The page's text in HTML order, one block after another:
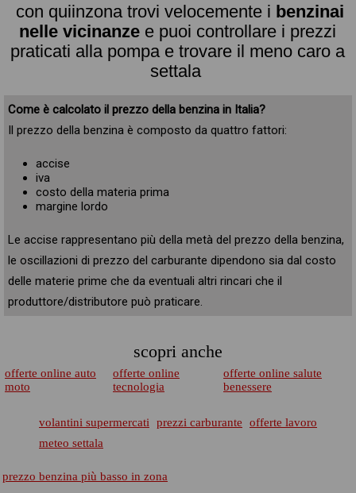
con quiinzona trovi velocemente i benzinai
nelle vicinanze e puoi controllare i prezzi
praticati alla pompa e trovare il meno caro a
settala
Come è calcolato il prezzo della benzina in Italia?
Il prezzo della benzina è composto da quattro fattori:
accise
iva
costo della materia prima
margine lordo
Le accise rappresentano più della metà del prezzo della benzina,
le oscillazioni di prezzo del carburante dipendono sia dal costo
delle materie prime che da eventuali altri rincari che il
produttore/distributore può praticare.
scopri anche
offerte online auto
moto
offerte online
tecnologia
offerte online salute
benessere
volantini supermercati prezzi carburante
offerte lavoro
meteo settala
prezzo benzina più basso in zona